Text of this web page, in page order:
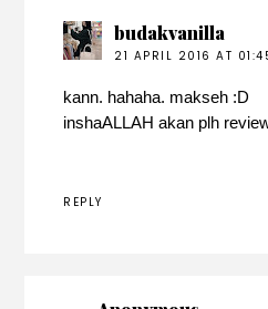
budakvanilla
21 APRIL 2016 AT
kann. hahaha. makseh :D
inshaALLAH akan plh
REPLY